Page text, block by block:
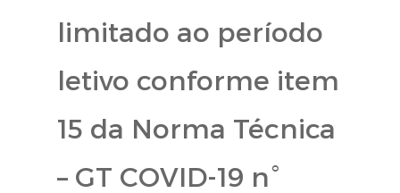
limitado ao período
letivo conforme item
15 da Norma Técnica
– GT COVID-19 n°